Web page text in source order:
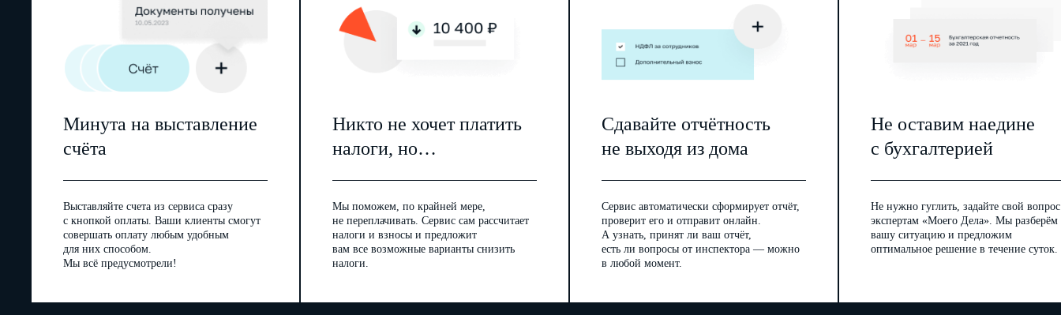
Минута на выставление
счёта
Выставляйте счета из сервиса сразу
с кнопкой оплаты. Ваши клиенты смогут
совершать оплату любым удобным
для них способом.
Мы всё предусмотрели!
Никто не хочет платить
налоги, но…
Мы поможем, по крайней мере,
не переплачивать. Сервис сам рассчитает
налоги и взносы и предложит
вам все возможные варианты снизить
налоги.
Сдавайте отчётность
не выходя из дома
Сервис автоматически сформирует отчёт,
проверит его и отправит онлайн.
А узнать, принят ли ваш отчёт,
есть ли вопросы от инспектора — можно
в любой момент.
Не оставим наедине
с бухгалтерией
Не нужно гуглить, задайте свой вопрос
экспертам «Моего Дела». Мы разберём
вашу ситуацию и предложим
оптимальное решение в течение суток.